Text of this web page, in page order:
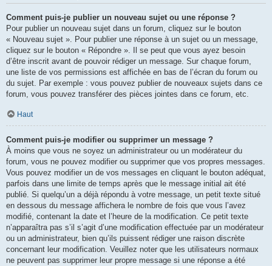
Comment puis-je publier un nouveau sujet ou une réponse ?
Pour publier un nouveau sujet dans un forum, cliquez sur le bouton
« Nouveau sujet ». Pour publier une réponse à un sujet ou un message,
cliquez sur le bouton « Répondre ». Il se peut que vous ayez besoin
d’être inscrit avant de pouvoir rédiger un message. Sur chaque forum,
une liste de vos permissions est affichée en bas de l’écran du forum ou
du sujet. Par exemple : vous pouvez publier de nouveaux sujets dans ce
forum, vous pouvez transférer des pièces jointes dans ce forum, etc.
Haut
Comment puis-je modifier ou supprimer un message ?
À moins que vous ne soyez un administrateur ou un modérateur du
forum, vous ne pouvez modifier ou supprimer que vos propres messages.
Vous pouvez modifier un de vos messages en cliquant le bouton adéquat,
parfois dans une limite de temps après que le message initial ait été
publié. Si quelqu’un a déjà répondu à votre message, un petit texte situé
en dessous du message affichera le nombre de fois que vous l’avez
modifié, contenant la date et l’heure de la modification. Ce petit texte
n’apparaîtra pas s’il s’agit d’une modification effectuée par un modérateur
ou un administrateur, bien qu’ils puissent rédiger une raison discrète
concernant leur modification. Veuillez noter que les utilisateurs normaux
ne peuvent pas supprimer leur propre message si une réponse a été